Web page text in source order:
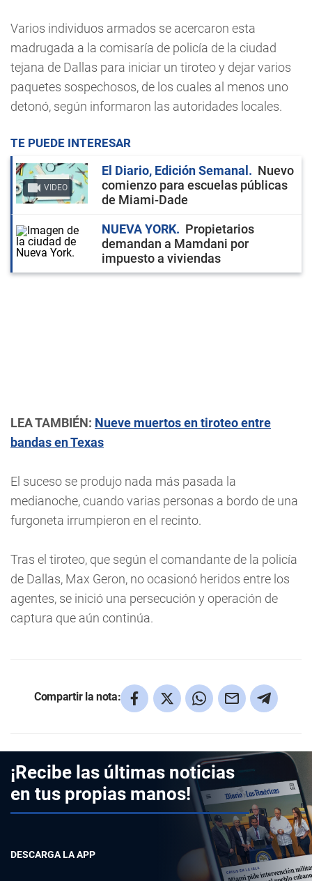
Varios individuos armados se acercaron esta
madrugada a la comisaría de policía de la ciudad
tejana de Dallas para iniciar un tiroteo y dejar varios
paquetes sospechosos, de los cuales al menos uno
detonó, según informaron las autoridades locales.
TE PUEDE INTERESAR
VIDEO
El Diario, Edición Semanal
Nuevo
comienzo para escuelas públicas
de Miami-Dade
NUEVA YORK
Propietarios
demandan a Mamdani por
impuesto a viviendas
LEA TAMBIÉN: Nueve muertos en tiroteo entre
bandas en Texas
El suceso se produjo nada más pasada la
medianoche, cuando varias personas a bordo de una
furgoneta irrumpieron en el recinto.
Tras el tiroteo, que según el comandante de la policía
de Dallas, Max Geron, no ocasionó heridos entre los
agentes, se inició una persecución y operación de
captura que aún continúa.
Compartir la nota:
¡Recibe las últimas noticias
en tus propias manos!
DESCARGA LA APP